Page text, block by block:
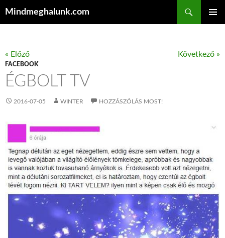
Mindmeghalunk.com
« Előző Következő »
FACEBOOK
ÉGBOLT TV
2016-07-05 WINTER HOZZÁSZÓLÁS MOST!